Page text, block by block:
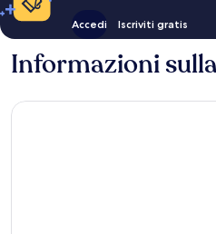
Accedi Iscriviti gratis
Informazioni